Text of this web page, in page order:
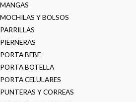
MANGAS
MOCHILAS Y BOLSOS
PARRILLAS
PIERNERAS
PORTA BEBE
PORTA BOTELLA
PORTA CELULARES
PUNTERAS Y CORREAS